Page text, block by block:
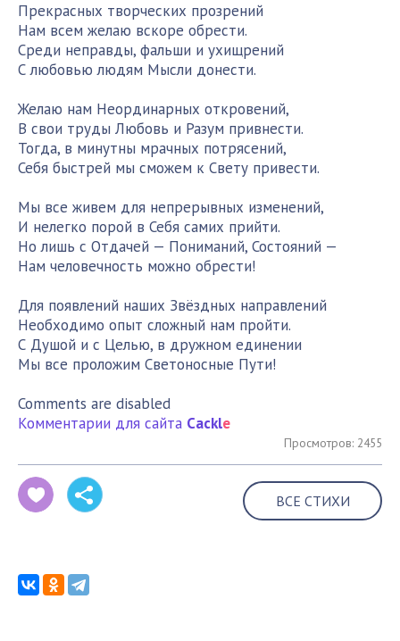
Прекрасных творческих прозрений
Нам всем желаю вскоре обрести.
Среди неправды, фальши и ухищрений
С любовью людям Мысли донести.
Желаю нам Неординарных откровений,
В свои труды Любовь и Разум привнести.
Тогда, в минутны мрачных потрясений,
Себя быстрей мы сможем к Свету привести.
Мы все живем для непрерывных изменений,
И нелегко порой в Себя самих прийти.
Но лишь с Отдачей — Пониманий, Состояний —
Нам человечность можно обрести!
Для появлений наших Звёздных направлений
Необходимо опыт сложный нам пройти.
С Душой и с Целью, в дружном единении
Мы все проложим Светоносные Пути!
Comments are disabled
Комментарии для сайта Cackle
Просмотров: 2455
ВСЕ СТИХИ